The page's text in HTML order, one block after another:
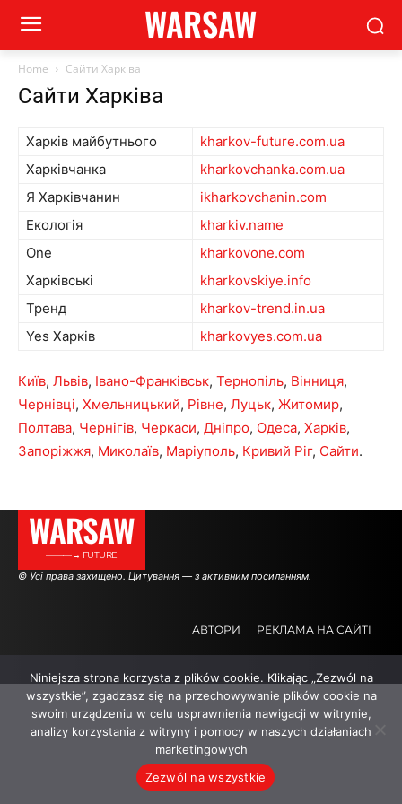
WARSAW
Home Сайти Харківа
Сайти Харківа
Харків майбутнього
kharkov-future.com.ua
Харківчанка
kharkovchanka.com.ua
Я Харківчанин
ikharkovchanin.com
Екологія
kharkiv.name
One
kharkovone.com
Харківські
kharkovskiye.info
Тренд
kharkov-trend.in.ua
Yes Харків
kharkovyes.com.ua
Київ, Львів, Івано-Франківськ, Тернопіль, Вінниця,
Чернівці, Хмельницький, Рівне, Луцьк, Житомир,
Полтава, Чернігів, Черкаси, Дніпро, Одеса, Харків,
Запоріжжя, Миколаїв, Маріуполь, Кривий Ріг, Сайти.
WARSAW
———→ FUTURE
© Усі права захищено. Цитування — з активним посиланням.
АВТОРИ РЕКЛАМА НА САЙТІ
Niniejsza strona korzysta z plików cookie. Klikając „Zezwól na
wszystkie”, zgadzasz się na przechowywanie plików cookie na
swoim urządzeniu w celu usprawnienia nawigacji w witrynie,
analizy korzystania z witryny i pomocy w naszych działaniach
marketingowych
Zezwól na wszystkie